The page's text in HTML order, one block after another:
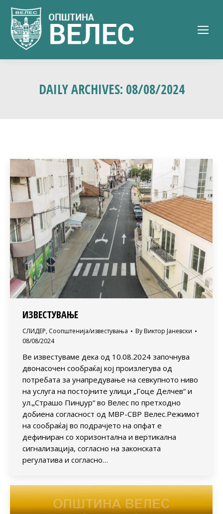
DAILY ARCHIVES: 08/08/2024
ИЗВЕСТУВАЊЕ
СЛИДЕР, Соопштенија/известувања By Виктор Јаневски
08/08/2024
Ве известуваме дека од 10.08.2024 започнува
двонасочен сообраќај кој произлегува од
потребата за унапредување на севкупното ниво
на услуга на постојните улици „Гоце Делчев“ и
ул.„Страшо Пинџур“ во Велес по претходно
добиена согласност од МВР-СВР Велес.Режимот
на сообраќај во подрачјето на опфат е
дефиниран со хоризонтална и вертикална
сигнализација, согласно на законската
регулатива и согласно…